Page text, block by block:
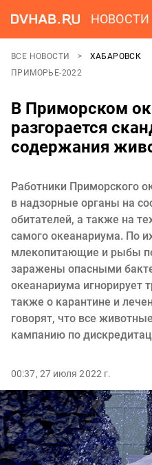
НОВОСТИ
ВСЕ НОВОСТИ
ХАБАРОВСК
ПРИМОРЬЕ-2022
В Приморском
разгорается
содержания
Работники Приморского
в надзорные органы на
обитателей, а также на
самого океанариума. По
млекопитающие и рыбы
заражены опасными
океанариума игнорирует
также о карантине и
говорят, что все
кампанию по
00:37, 27 июля 2022 г.